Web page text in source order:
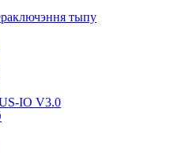
тыпу
IO V3.0